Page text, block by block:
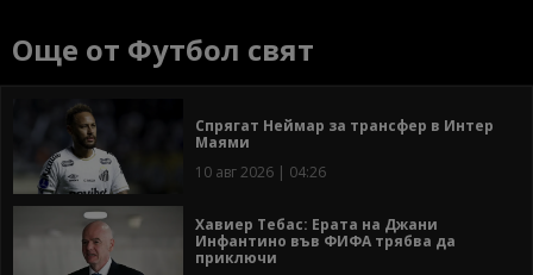
Още от Футбол свят
Спрягат Неймар за трансфер в Интер
Маями
10 авг 2026 | 04:26
Хавиер Тебас: Ерата на Джани
Инфантино във ФИФА трябва да
приключи